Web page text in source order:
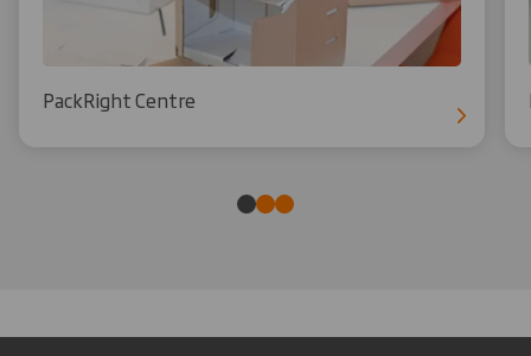
PackRight Centre